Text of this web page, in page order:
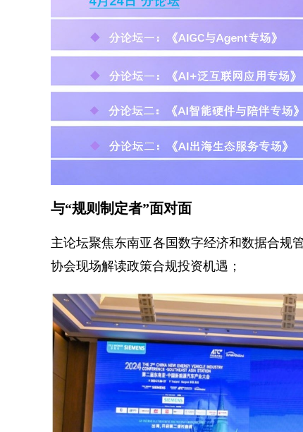
与“规则制定者”面对面
主论坛聚焦东南亚各国数字经济和数据合规
协会现场解读政策合规投资机遇；